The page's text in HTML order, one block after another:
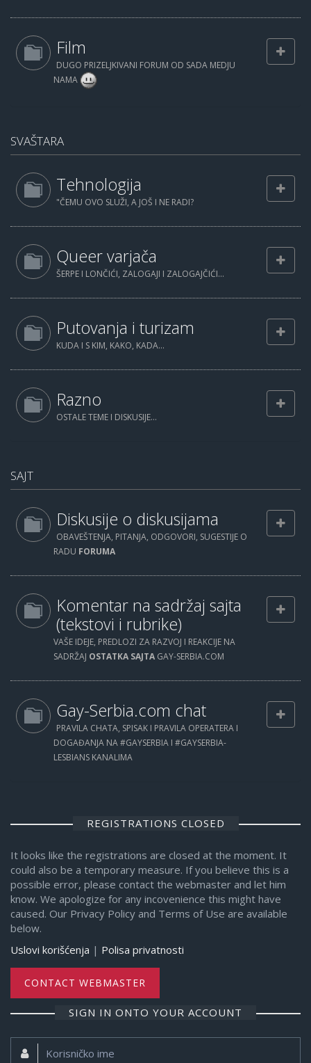
Film
DUGO PRIZELJKIVANI FORUM OD SADA MEDJU
NAMA
SVAŠTARA
Tehnologija
"ČEMU OVO SLUŽI, A JOŠ I NE RADI?
Queer varjača
ŠERPE I LONČIĆI, ZALOGAJI I ZALOGAJČIĆI...
Putovanja i turizam
KUDA I S KIM, KAKO, KADA...
Razno
OSTALE TEME I DISKUSIJE...
SAJT
Diskusije o diskusijama
OBAVEŠTENJA, PITANJA, ODGOVORI, SUGESTIJE O
RADU FORUMA
Komentar na sadržaj sajta
(tekstovi i rubrike)
VAŠE IDEJE, PREDLOZI ZA RAZVOJ I REAKCIJE NA
SADRŽAJ OSTATKA SAJTA GAY-SERBIA.COM
Gay-Serbia.com chat
PRAVILA CHATA, SPISAK I PRAVILA OPERATERA I
DOGAĐANJA NA #GAYSERBIA I #GAYSERBIA-
LESBIANS KANALIMA
REGISTRATIONS CLOSED
It looks like the registrations are closed at the moment. It
could also be a temporary measure. If you believe this is a
possible error, please contact the webmaster and let him
know. We apologize for any incovenience this might have
caused. Our Privacy Policy and Terms of Use are available
below.
Uslovi korišćenja | Polisa privatnosti
CONTACT WEBMASTER
SIGN IN ONTO YOUR ACCOUNT
Korisničko